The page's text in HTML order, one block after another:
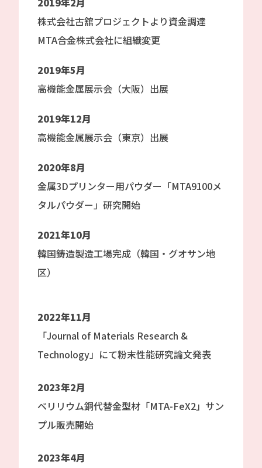
株式会社古舘プロジェクトより資金調達
MTA合金株式会社に組織変更
2019年5月
高機能金属展示会（大阪）出展
2019年12月
高機能金属展示会（東京）出展
2020年8月
金属3Dプリンター用パウダー「MTA9100メ
タルパウダー」研究開始
2021年10月
韓国鋳造製造工場完成（韓国・グオサン地
区）
2022年11月
「Journal of Materials Research &
Technology」にて粉末性能研究論文発表
2023年2月
ベリリウム銅代替金型材「MTA-FeX2」サン
プル販売開始
2023年4月